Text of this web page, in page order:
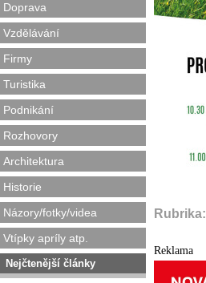
Doprava
Vzdělávání
Firmy
Turistika
Podnikání
Rozhovory
Architektura
Historie
Názory/fotky/videa
Vtípky apríly atp.
Nejčtenější články
Rubrika:
Reklama